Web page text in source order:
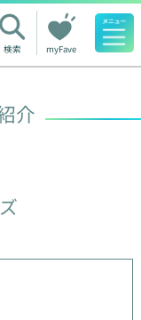
検索 myFave
介